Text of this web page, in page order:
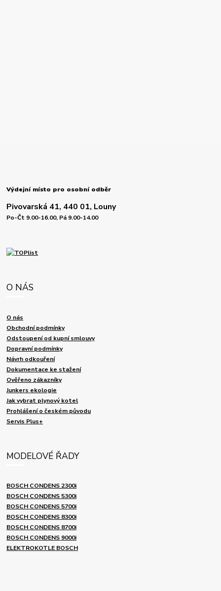
Výdejní místo pro osobní odběr
Pivovarská 41, 440 01, Louny
Po-Čt 9.00-16.00, Pá 9.00-14.00
O NÁS
O nás
Obchodní podmínky
Odstoupení od kupní smlouvy
Dopravní podmínky
Návrh odkouření
Dokumentace ke stažení
Ověřeno zákazníky
Junkers ekologie
Jak vybrat plynový kotel
Prohlášení o českém původu
Servis Plus+
MODELOVÉ ŘADY
BOSCH CONDENS 2300i
BOSCH CONDENS 5300i
BOSCH CONDENS 5700i
BOSCH CONDENS 8300i
BOSCH CONDENS 8700i
BOSCH CONDENS 9000i
ELEKTROKOTLE BOSCH